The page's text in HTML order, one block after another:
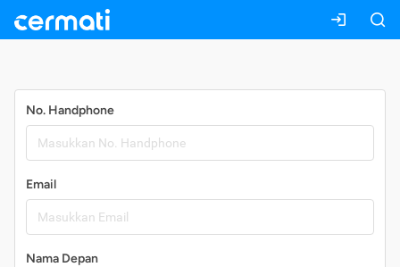
No. Handphone
Email
Nama Depan